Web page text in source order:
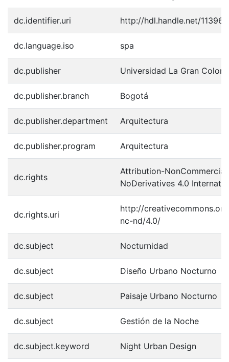
dc.identifier.uri http://hdl.handle.net/11396/
dc.language.iso spa
dc.publisher Universidad La Gran
dc.publisher.branch Bogotá
dc.publisher.department Arquitectura
dc.publisher.program Arquitectura
dc.rights
Attribution-
NoDerivatives 4.0
dc.rights.uri
http://
nc-nd/4.0/
dc.subject Nocturnidad
dc.subject Diseño Urbano Nocturno
dc.subject Paisaje Urbano Nocturno
dc.subject Gestión de la Noche
dc.subject.keyword Night Urban Design